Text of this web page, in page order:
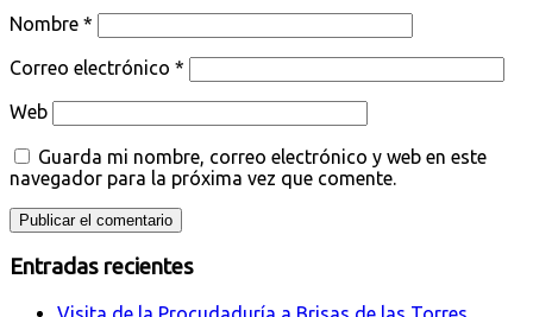
Nombre *
Correo electrónico *
Web
Guarda mi nombre, correo electrónico y web en este
navegador para la próxima vez que comente.
Entradas recientes